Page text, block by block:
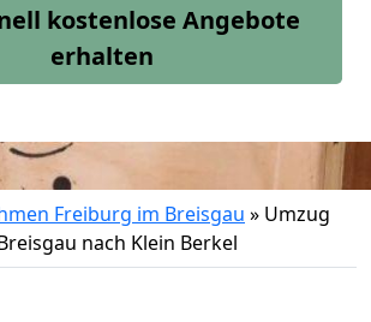
kostenlose Angebote
erhalten
Freiburg im Breisgau » Umzug
nach Klein Berkel